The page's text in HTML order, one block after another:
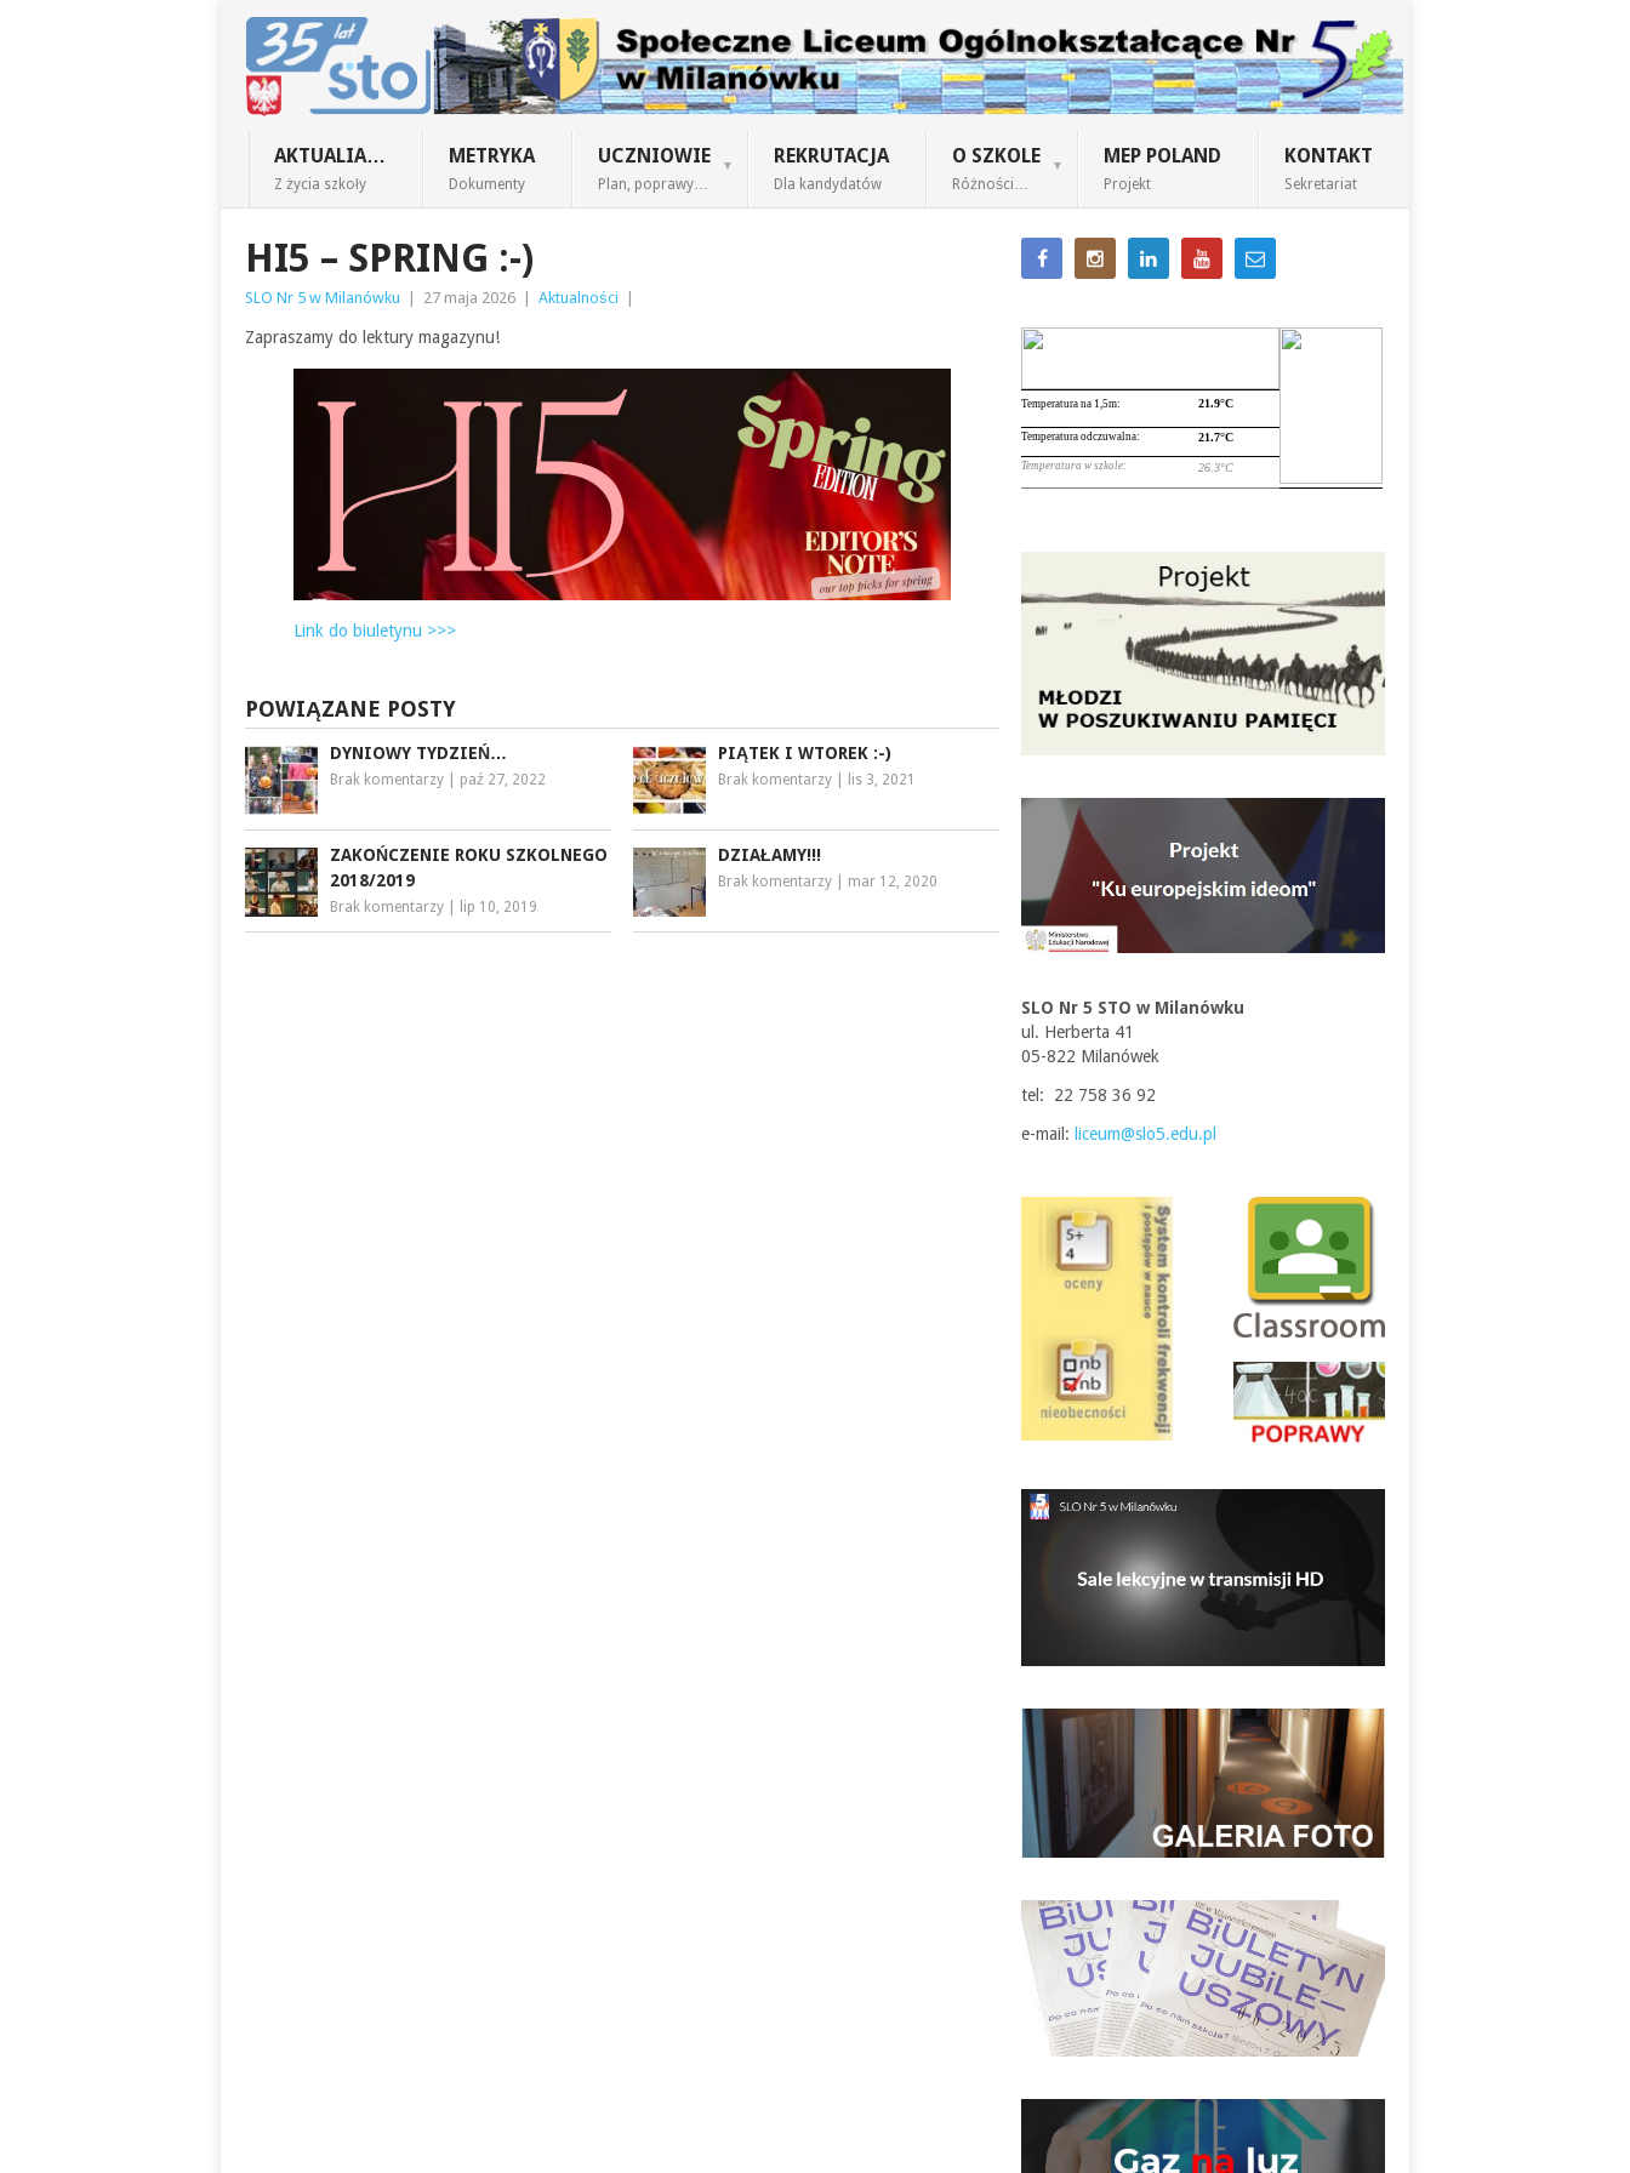
AKTUALIA…
Z życia szkoły
METRYKA
Dokumenty
UCZNIOWIE
Plan, poprawy…
REKRUTACJA
Dla kandydatów
O SZKOLE
Różności…
MEP POLAND
Projekt
KONTAKT
Sekretariat
HI5 – SPRING :-)
SLO Nr 5 w Milanówku 27 maja 2026 Aktualności
Zapraszamy do lektury magazynu!
Link do biuletynu >>>
POWIĄZANE POSTY
DYNIOWY TYDZIEŃ…
Brak komentarzy paź 27, 2022
PIĄTEK I WTOREK :-)
Brak komentarzy lis 3, 2021
ZAKOŃCZENIE ROKU SZKOLNEGO
2018/2019
Brak komentarzy lip 10, 2019
DZIAŁAMY!!!
Brak komentarzy mar 12, 2020
SLO Nr 5 STO w Milanówku
ul. Herberta 41
05-822 Milanówek
tel: 22 758 36 92
e-mail: liceum@slo5.edu.pl